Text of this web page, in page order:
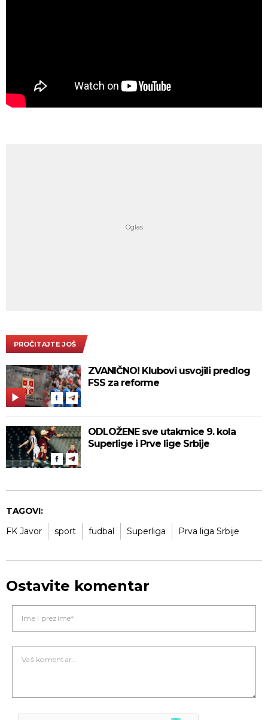
PROČITAJTE JOŠ
ZVANIČNO! Klubovi usvojili predlog
FSS za reforme
ODLOŽENE sve utakmice 9. kola
Superlige i Prve lige Srbije
TAGOVI:
FK Javor
sport fudbal Superliga Prva liga Srbije
Ostavite komentar